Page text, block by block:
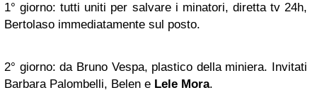
1° giorno: tutti uniti per salvare i minatori, diretta tv 24h,
Bertolaso immediatamente sul posto.
2° giorno: da Bruno Vespa, plastico della miniera. Invitati
Barbara Palombelli, Belen e Lele Mora.